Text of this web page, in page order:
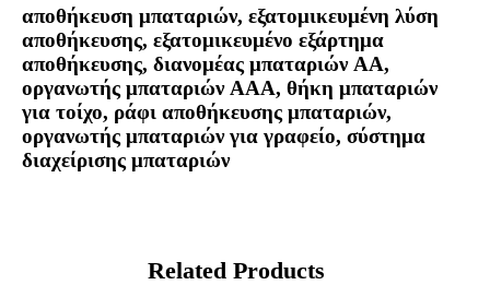
αποθήκευση μπαταριών, εξατομικευμένη λύση
αποθήκευσης, εξατομικευμένο εξάρτημα
αποθήκευσης, διανομέας μπαταριών AA,
οργανωτής μπαταριών AAA, θήκη μπαταριών
για τοίχο, ράφι αποθήκευσης μπαταριών,
οργανωτής μπαταριών για γραφείο, σύστημα
διαχείρισης μπαταριών
Related Products